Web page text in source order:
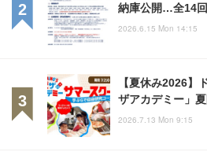
納庫公開…全14回
2026.6.15 Mon 14:15
【夏休み2026】
ザアカデミー」
2026.7.13 Mon 9:15